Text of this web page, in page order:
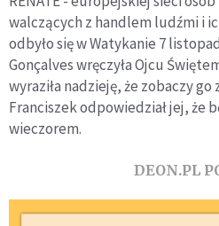
walczących z handlem ludźmi i
odbyło się w Watykanie 7
Gonçalves wręczyła Ojcu
wyraziła nadzieję, że zobaczy go
Franciszek odpowiedział jej, że
wieczorem.
DEON.PL